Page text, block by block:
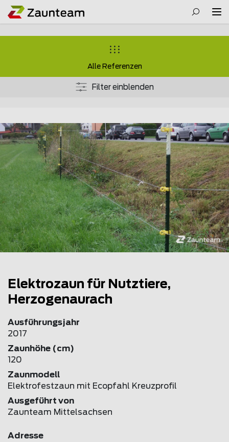
Alle Referenzen
Filter einblenden
Elektrozaun für Nutztiere,
Herzogenaurach
Ausführungsjahr
2017
Zaunhöhe (cm)
120
Zaunmodell
Elektrofestzaun mit Ecopfahl Kreuzprofil
Ausgeführt von
Zaunteam Mittelsachsen
Adresse